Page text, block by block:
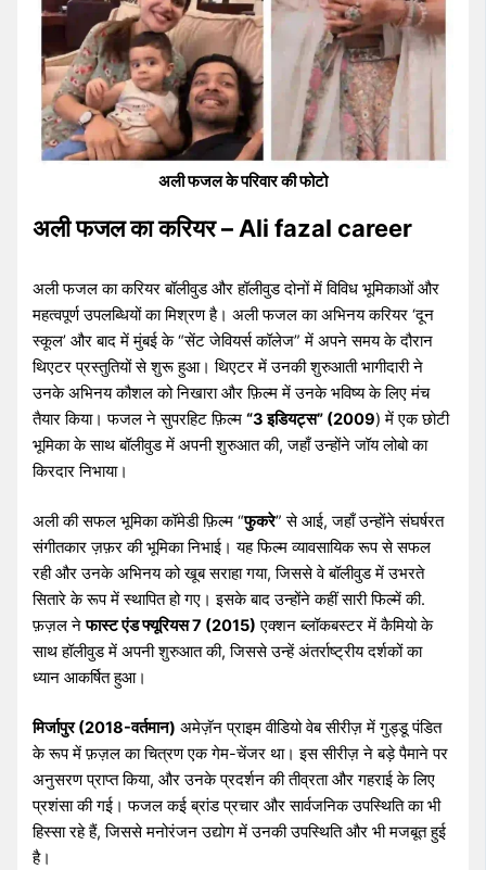
अली फजल के परिवार की फोटो
अली फजल का करियर – Ali fazal career
अली फजल का करियर बॉलीवुड और हॉलीवुड दोनों में विविध भूमिकाओं और
महत्वपूर्ण उपलब्धियों का मिश्रण है। अली फजल का अभिनय करियर ‘दून
स्कूल’ और बाद में मुंबई के “सेंट जेवियर्स कॉलेज” में अपने समय के दौरान
थिएटर प्रस्तुतियों से शुरू हुआ। थिएटर में उनकी शुरुआती भागीदारी ने
उनके अभिनय कौशल को निखारा और फ़िल्म में उनके भविष्य के लिए मंच
तैयार किया। फजल ने सुपरहिट फ़िल्म“3 इडियट्स” (2009) में एक छोटी
भूमिका के साथ बॉलीवुड में अपनी शुरुआत की, जहाँ उन्होंने जॉय लोबो का
किरदार निभाया।
अली की सफल भूमिका कॉमेडी फ़िल्म “फुकरे” से आई, जहाँ उन्होंने संघर्षरत
संगीतकार ज़फ़र की भूमिका निभाई। यह फिल्म व्यावसायिक रूप से सफल
रही और उनके अभिनय को खूब सराहा गया, जिससे वे बॉलीवुड में उभरते
सितारे के रूप में स्थापित हो गए। इसके बाद उन्होंने कहीं सारी फिल्में की.
फ़ज़ल नेफास्ट एंड फ्यूरियस 7 (2015) एक्शन ब्लॉकबस्टर में कैमियो के
साथ हॉलीवुड में अपनी शुरुआत की, जिससे उन्हें अंतर्राष्ट्रीय दर्शकों का
ध्यान आकर्षित हुआ।
मिर्जापुर (2018-वर्तमान) अमेज़ॅन प्राइम वीडियो वेब सीरीज़ में गुड्डू पंडित
के रूप में फ़ज़ल का चित्रण एक गेम-चेंजर था। इस सीरीज़ ने बड़े पैमाने पर
अनुसरण प्राप्त किया, और उनके प्रदर्शन की तीव्रता और गहराई के लिए
प्रशंसा की गई। फजल कई ब्रांड प्रचार और सार्वजनिक उपस्थिति का भी
हिस्सा रहे हैं, जिससे मनोरंजन उद्योग में उनकी उपस्थिति और भी मजबूत हुई
है।